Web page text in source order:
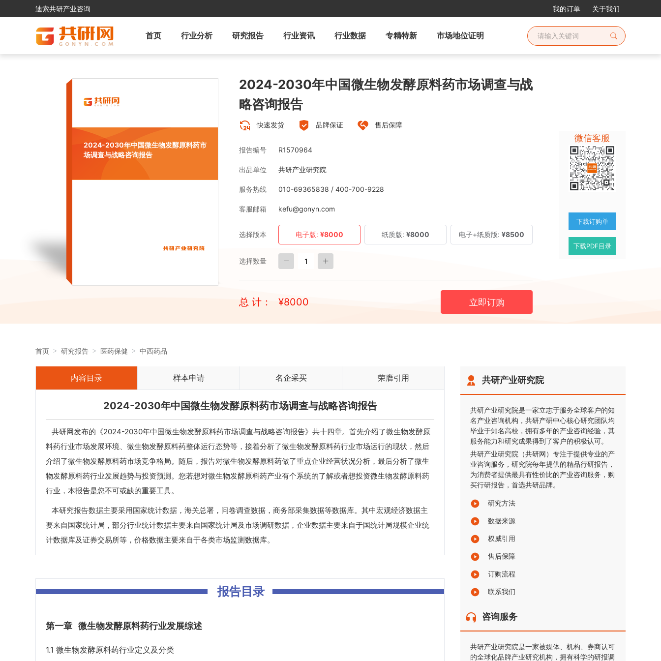
迪索共研产业咨询 我的订单 关于我们
首页 行业分析 研究报告 行业资讯 行业数据 专精特新 市场地位证明
2024-2030年中国微生物发酵原料药市
场调查与战略咨询报告
2024-2030年中国微生物发酵原料药市场调查与战
略咨询报告
快速发货 品牌保证 售后保障
报告编号 R1570964
出品单位 共研产业研究院
服务热线 010-69365838 / 400-700-9228
客服邮箱 kefu@gonyn.com
选择版本 电子版: ¥8000 纸质版: ¥8000 电子+纸质版: ¥8500
选择数量
总 计： ¥8000 立即订购
微信客服
下载订购单
下载PDF目录
首页 研究报告 医药保健 中西药品
内容目录 样本申请 名企采买 荣膺引用
2024-2030年中国微生物发酵原料药市场调查与战略咨询报告
共研网发布的《2024-2030年中国微生物发酵原料药市场调查与战略咨询报告》共十四章。首先介绍了微生物发酵原
料药行业市场发展环境、微生物发酵原料药整体运行态势等，接着分析了微生物发酵原料药行业市场运行的现状，然后
介绍了微生物发酵原料药市场竞争格局。随后，报告对微生物发酵原料药做了重点企业经营状况分析，最后分析了微生
物发酵原料药行业发展趋势与投资预测。您若想对微生物发酵原料药产业有个系统的了解或者想投资微生物发酵原料药
行业，本报告是您不可或缺的重要工具。
本研究报告数据主要采用国家统计数据，海关总署，问卷调查数据，商务部采集数据等数据库。其中宏观经济数据主
要来自国家统计局，部分行业统计数据主要来自国家统计局及市场调研数据，企业数据主要来自于国统计局规模企业统
计数据库及证券交易所等，价格数据主要来自于各类市场监测数据库。
报告目录
第一章 微生物发酵原料药行业发展综述
1.1 微生物发酵原料药行业定义及分类
共研产业研究院
共研产业研究院是一家立志于服务全球客户的知
名产业咨询机构，共研产研中心核心研究团队均
毕业于知名高校，拥有多年的产业咨询经验，其
服务能力和研究成果得到了客户的积极认可。
共研产业研究院（共研网）专注于提供专业的产
业咨询服务，研究院每年提供的精品行研报告，
为消费者提供最具有性价比的产业咨询服务，购
买行研报告，首选共研品牌。
研究方法
数据来源
权威引用
售后保障
订购流程
联系我们
咨询服务
共研产业研究院是一家被媒体、机构、券商认可
的全球化品牌产业研究机构，拥有科学的研报调